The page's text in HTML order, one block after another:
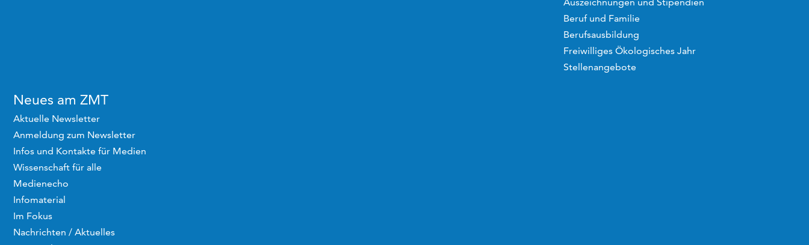
Beruf und Familie
Berufsausbildung
Freiwilliges Ökologisches Jahr
Stellenangebote
Neues am ZMT
Aktuelle Newsletter
Anmeldung zum Newsletter
Infos und Kontakte für Medien
Wissenschaft für alle
Medienecho
Infomaterial
Im Fokus
Nachrichten / Aktuelles